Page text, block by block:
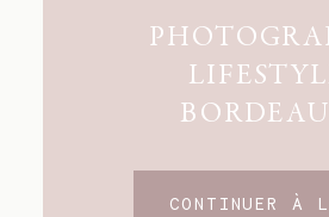
CONTINUER À